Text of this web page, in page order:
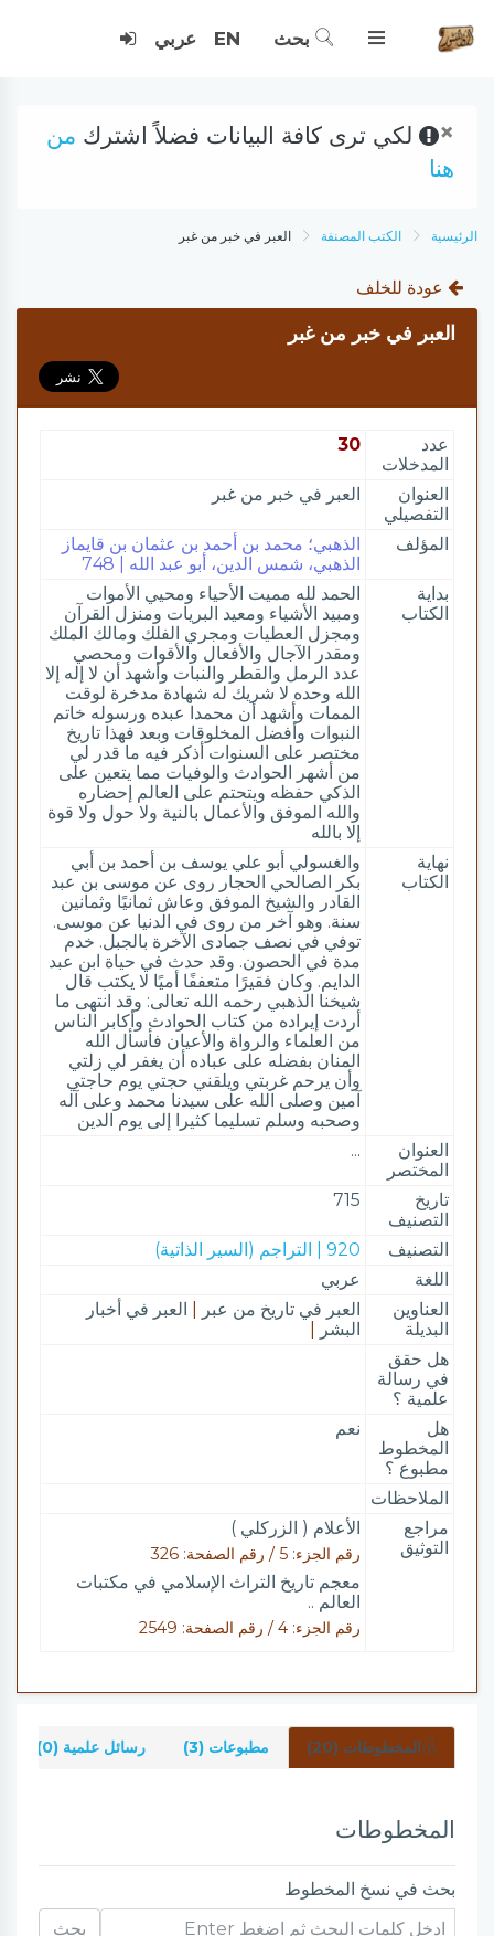
بحث EN عربي
× لكي ترى كافة البيانات فضلاً اشترك من
هنا
الرئيسية الكتب المصنفة العبر في خبر من غبر
عودة للخلف
العبر في خبر من غبر
عدد
المدخلات
30
العنوان
التفصيلي
العبر في خبر من غبر
المؤلف
الذهبي؛ محمد بن أحمد بن عثمان بن قايماز
الذهبي، شمس الدين، أبو عبد الله | 748
بداية
الكتاب
الحمد لله مميت الأحياء ومحيي الأموات
ومبيد الأشياء ومعيد البريات ومنزل القرآن
ومجزل العطيات ومجري الفلك ومالك الملك
ومقدر الآجال والأفعال والأقوات ومحصي
عدد الرمل والقطر والنبات وأشهد أن لا إله إلا
الله وحده لا شريك له شهادة مدخرة لوقت
الممات وأشهد أن محمدا عبده ورسوله خاتم
النبوات وأفضل المخلوقات وبعد فهذا تاريخ
مختصر على السنوات أذكر فيه ما قدر لي
من أشهر الحوادث والوفيات مما يتعين على
الذكي حفظه ويتحتم على العالم إحضاره
والله الموفق والأعمال بالنية ولا حول ولا قوة
إلا بالله
نهاية
الكتاب
والغسولي أبو علي يوسف بن أحمد بن أبي
بكر الصالحي الحجار روى عن موسى بن عبد
القادر والشيخ الموفق وعاش ثمانيًا وثمانين
سنة. وهو آخر من روى في الدنيا عن موسى.
توفي في نصف جمادى الآخرة بالجبل. خدم
مدة في الحصون. وقد حدث في حياة ابن عبد
الدايم. وكان فقيرًا متعففًا أميًا لا يكتب قال
شيخنا الذهبي رحمه الله تعالى: وقد انتهى ما
أردت إيراده من كتاب الحوادث وأكابر الناس
من العلماء والرواة والأعيان فأسأل الله
المنان بفضله على عباده أن يغفر لي زلتي
وأن يرحم غربتي ويلقني حجتي يوم حاجتي
آمين وصلى الله على سيدنا محمد وعلى آله
وصحبه وسلم تسليما كثيرا إلى يوم الدين
العنوان
المختصر
...
تاريخ
التصنيف
715
التصنيف
920 | التراجم (السير الذاتية)
اللغة
عربي
العناوين
البديلة
العبر في تاريخ من عبر
العبر في أخبار
البشر
هل حقق
في رسالة
علمية ؟
هل
المخطوط
مطبوع ؟
نعم
الملاحظات
مراجع
التوثيق
الأعلام ( الزركلي )
رقم الجزء: 5 / رقم الصفحة: 326
معجم تاريخ التراث الإسلامي في مكتبات
العالم ..
رقم الجزء: 4 / رقم الصفحة: 2549
المخطوطات (20) مطبوعات (3) رسائل علمية (0)
المخطوطات
بحث في نسخ المخطوط
بحث